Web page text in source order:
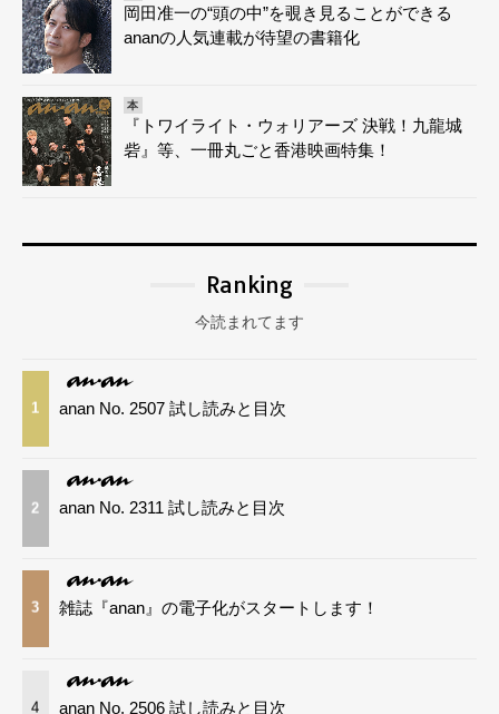
岡田准一の“頭の中”を覗き見ることができる
ananの人気連載が待望の書籍化
本
『トワイライト・ウォリアーズ 決戦！九龍城
砦』等、一冊丸ごと香港映画特集！
Ranking
今読まれてます
1 anan No. 2507 試し読みと目次
2 anan No. 2311 試し読みと目次
3 雑誌『anan』の電子化がスタートします！
4 anan No. 2506 試し読みと目次